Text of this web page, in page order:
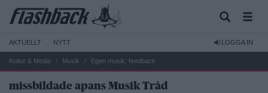
AKTUELLT NYTT LOGGA IN
Kultur & Media Musik Egen musik: feedback
missbildade apans Musik Tråd